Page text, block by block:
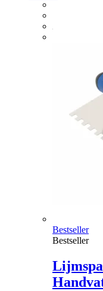
Bestseller
Bestseller